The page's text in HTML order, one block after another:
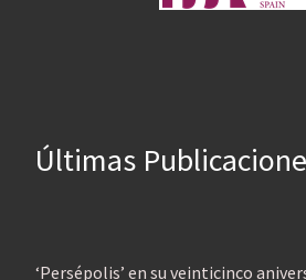
Últimas
‘Persépolis’ en su veinticinco